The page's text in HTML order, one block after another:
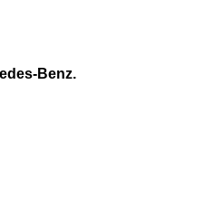
Benz.